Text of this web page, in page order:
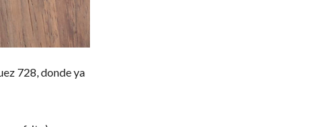
728, donde ya